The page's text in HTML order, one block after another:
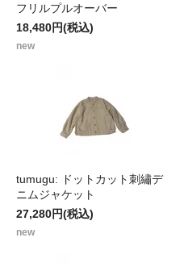
フリルプルオーバー
18,480円(税込)
new
tumugu: ドットカット刺繡デ
ニムジャケット
27,280円(税込)
new